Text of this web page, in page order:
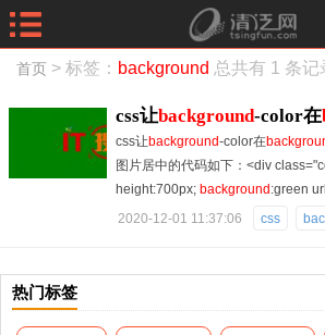
首页 > 标签： background 总共有 1 条记
css让background-color在
上边显示，且背景图片居
css让background-color在
图片居中的代码如下：<div
height:700px; background :green
2020-12-01 11:37:06
css
热门标签